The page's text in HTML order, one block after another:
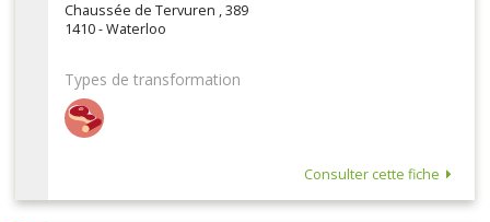
Chaussée de Tervuren , 389
1410 - Waterloo
Types de transformation
Consulter cette fiche